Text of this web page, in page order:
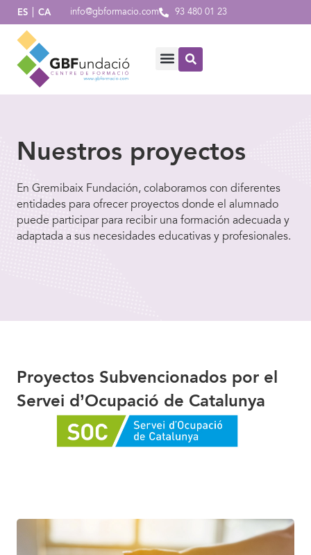
ES CA info@gbformacio.com 93 480 01 23
Nuestros proyectos
En Gremibaix Fundación, colaboramos con diferentes
entidades para ofrecer proyectos donde el alumnado
puede participar para recibir una formación adecuada y
adaptada a sus necesidades educativas y profesionales.
Proyectos Subvencionados por el
Servei d’Ocupació de Catalunya